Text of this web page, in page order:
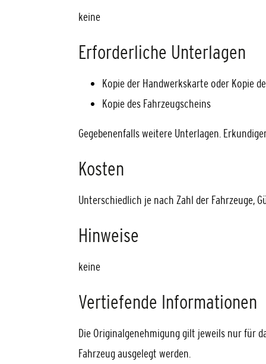
keine
Erforderliche Unterlagen
Kopie der Handwerkskarte oder Kopie
Kopie des Fahrzeugscheins
Gegebenenfalls weitere Unterlagen.
Kosten
Unterschiedlich je nach Zahl der Fahrzeuge,
Hinweise
keine
Vertiefende Informationen
Die Originalgenehmigung gilt jeweils nur für
Fahrzeug ausgelegt werden.